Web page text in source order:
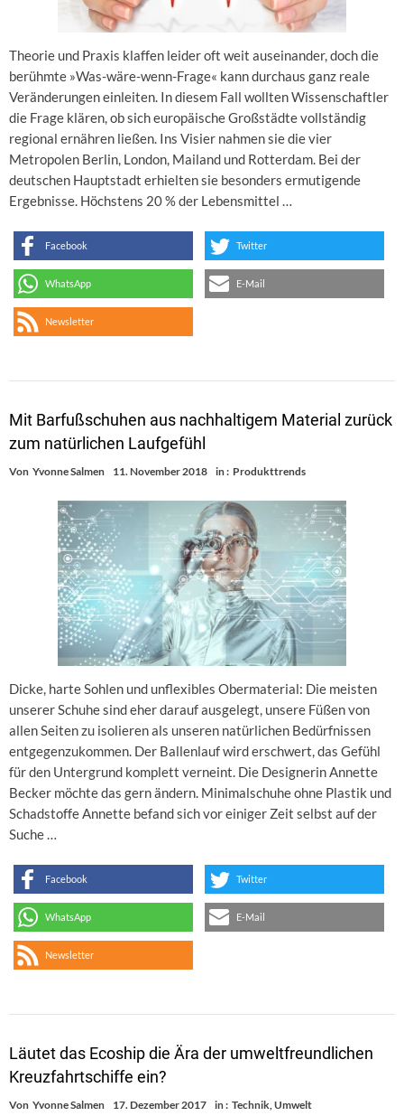
Theorie und Praxis klaffen leider oft weit auseinander, doch die
berühmte »Was-wäre-wenn-Frage« kann durchaus ganz reale
Veränderungen einleiten. In diesem Fall wollten Wissenschaftler
die Frage klären, ob sich europäische Großstädte vollständig
regional ernähren ließen. Ins Visier nahmen sie die vier
Metropolen Berlin, London, Mailand und Rotterdam. Bei der
deutschen Hauptstadt erhielten sie besonders ermutigende
Ergebnisse. Höchstens 20 % der Lebensmittel …
Facebook Twitter
WhatsApp E-Mail
Newsletter
Mit Barfußschuhen aus nachhaltigem Material zurück
zum natürlichen Laufgefühl
Von Yvonne Salmen 11. November 2018 in : Produkttrends
Dicke, harte Sohlen und unflexibles Obermaterial: Die meisten
unserer Schuhe sind eher darauf ausgelegt, unsere Füßen von
allen Seiten zu isolieren als unseren natürlichen Bedürfnissen
entgegenzukommen. Der Ballenlauf wird erschwert, das Gefühl
für den Untergrund komplett verneint. Die Designerin Annette
Becker möchte das gern ändern. Minimalschuhe ohne Plastik und
Schadstoffe Annette befand sich vor einiger Zeit selbst auf der
Suche …
Facebook Twitter
WhatsApp E-Mail
Newsletter
Läutet das Ecoship die Ära der umweltfreundlichen
Kreuzfahrtschiffe ein?
Von Yvonne Salmen 17. Dezember 2017 in : Technik Umwelt